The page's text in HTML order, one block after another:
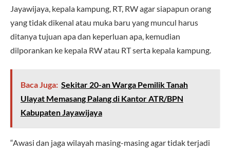
Jayawijaya, kepala kampung, RT, RW agar siapapun orang
yang tidak dikenal atau muka baru yang muncul harus
ditanya tujuan apa dan keperluan apa, kemudian
dilporankan ke kepala RW atau RT serta kepala kampung.
Baca Juga: Sekitar 20-an Warga Pemilik Tanah
Ulayat Memasang Palang di Kantor ATR/BPN
Kabupaten Jayawijaya
“Awasi dan jaga wilayah masing-masing agar tidak terjadi